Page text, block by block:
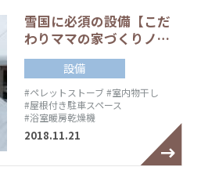
雪国に必須の設備【こだ
わりママの家づくりノ…
設備
#ペレットストーブ#室内物干し
#屋根付き駐車スペース
#浴室暖房乾燥機
2018.11.21